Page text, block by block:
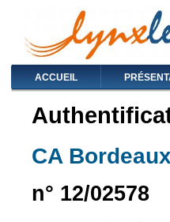
ACCUEIL
CA
n° 12/02578